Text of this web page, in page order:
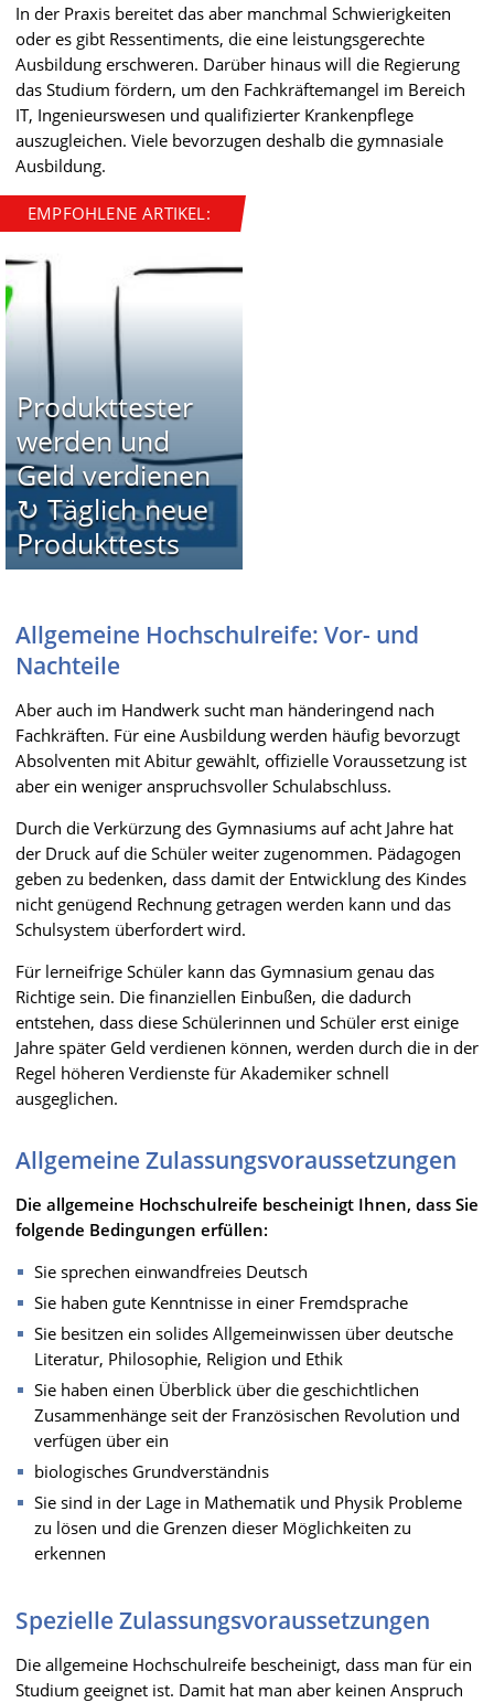
In der Praxis bereitet das aber manchmal Schwierigkeiten
oder es gibt Ressentiments, die eine leistungsgerechte
Ausbildung erschweren. Darüber hinaus will die Regierung
das Studium fördern, um den Fachkräftemangel im Bereich
IT, Ingenieurswesen und qualifizierter Krankenpflege
auszugleichen. Viele bevorzugen deshalb die gymnasiale
Ausbildung.
EMPFOHLENE ARTIKEL:
Produkttester
werden und
Geld verdienen
↻ Täglich neue
Produkttests
Allgemeine Hochschulreife: Vor- und
Nachteile
Aber auch im Handwerk sucht man händeringend nach
Fachkräften. Für eine Ausbildung werden häufig bevorzugt
Absolventen mit Abitur gewählt, offizielle Voraussetzung ist
aber ein weniger anspruchsvoller Schulabschluss.
Durch die Verkürzung des Gymnasiums auf acht Jahre hat
der Druck auf die Schüler weiter zugenommen. Pädagogen
geben zu bedenken, dass damit der Entwicklung des Kindes
nicht genügend Rechnung getragen werden kann und das
Schulsystem überfordert wird.
Für lerneifrige Schüler kann das Gymnasium genau das
Richtige sein. Die finanziellen Einbußen, die dadurch
entstehen, dass diese Schülerinnen und Schüler erst einige
Jahre später Geld verdienen können, werden durch die in der
Regel höheren Verdienste für Akademiker schnell
ausgeglichen.
Allgemeine Zulassungsvoraussetzungen
Die allgemeine Hochschulreife bescheinigt Ihnen, dass Sie
folgende Bedingungen erfüllen:
Sie sprechen einwandfreies Deutsch
Sie haben gute Kenntnisse in einer Fremdsprache
Sie besitzen ein solides Allgemeinwissen über deutsche
Literatur, Philosophie, Religion und Ethik
Sie haben einen Überblick über die geschichtlichen
Zusammenhänge seit der Französischen Revolution und
verfügen über ein
biologisches Grundverständnis
Sie sind in der Lage in Mathematik und Physik Probleme
zu lösen und die Grenzen dieser Möglichkeiten zu
erkennen
Spezielle Zulassungsvoraussetzungen
Die allgemeine Hochschulreife bescheinigt, dass man für ein
Studium geeignet ist. Damit hat man aber keinen Anspruch